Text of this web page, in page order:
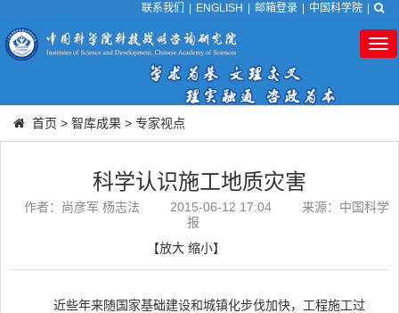
联系我们 ENGLISH 邮箱登录 中国科学院
首页 > 智库成果 > 专家视点
科学认识施工地质灾害
作者：尚彦军 杨志法 2015-06-12 17:04
来源：中国科学
报
【放大 缩小】
近些年来随国家基础建设和城镇化步伐加快，工程施工过